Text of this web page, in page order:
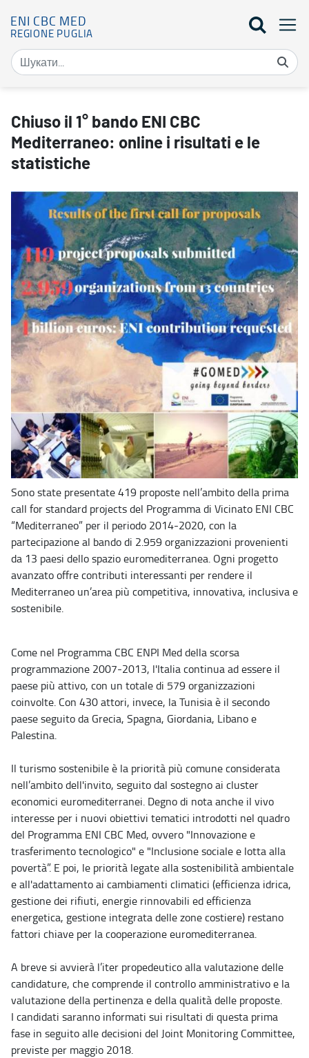
ENI CBC MED
REGIONE PUGLIA
Chiuso il 1° bando ENI CBC Mediterraneo: online i risultati e le
Chiuso il 1° bando ENI CBC
Mediterraneo: online i risultati e le
statistiche
Sono state presentate 419 proposte nell’ambito della prima
call for standard projects del Programma di Vicinato ENI CBC
“Mediterraneo” per il periodo 2014-2020, con la
partecipazione al bando di 2.959 organizzazioni provenienti
da 13 paesi dello spazio euromediterranea. Ogni progetto
avanzato offre contributi interessanti per rendere il
Mediterraneo un’area più competitiva, innovativa, inclusiva e
sostenibile.
Come nel Programma CBC ENPI Med della scorsa
programmazione 2007-2013, l'Italia continua ad essere il
paese più attivo, con un totale di 579 organizzazioni
coinvolte. Con 430 attori, invece, la Tunisia è il secondo
paese seguito da Grecia, Spagna, Giordania, Libano e
Palestina.
Il turismo sostenibile è la priorità più comune considerata
nell’ambito dell'invito, seguito dal sostegno ai cluster
economici euromediterranei. Degno di nota anche il vivo
interesse per i nuovi obiettivi tematici introdotti nel quadro
del Programma ENI CBC Med, ovvero "Innovazione e
trasferimento tecnologico" e "Inclusione sociale e lotta alla
povertà”. E poi, le priorità legate alla sostenibilità ambientale
e all'adattamento ai cambiamenti climatici (efficienza idrica,
gestione dei rifiuti, energie rinnovabili ed efficienza
energetica, gestione integrata delle zone costiere) restano
fattori chiave per la cooperazione euromediterranea.
A breve si avvierà l’iter propedeutico alla valutazione delle
candidature, che comprende il controllo amministrativo e la
valutazione della pertinenza e della qualità delle proposte.
I candidati saranno informati sui risultati di questa prima
fase in seguito alle decisioni del Joint Monitoring Committee,
previste per maggio 2018.